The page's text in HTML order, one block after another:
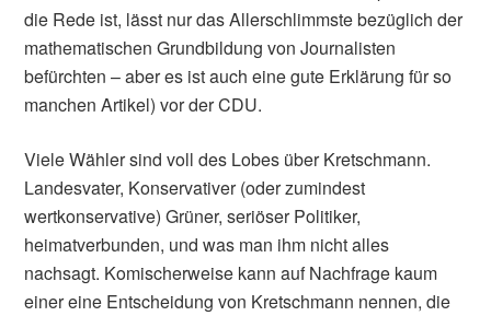
die Rede ist, lässt nur das Allerschlimmste bezüglich der
mathematischen Grundbildung von Journalisten
befürchten – aber es ist auch eine gute Erklärung für so
manchen Artikel) vor der CDU.
Viele Wähler sind voll des Lobes über Kretschmann.
Landesvater, Konservativer (oder zumindest
wertkonservative) Grüner, seriöser Politiker,
heimatverbunden, und was man ihm nicht alles
nachsagt. Komischerweise kann auf Nachfrage kaum
einer eine Entscheidung von Kretschmann nennen, die